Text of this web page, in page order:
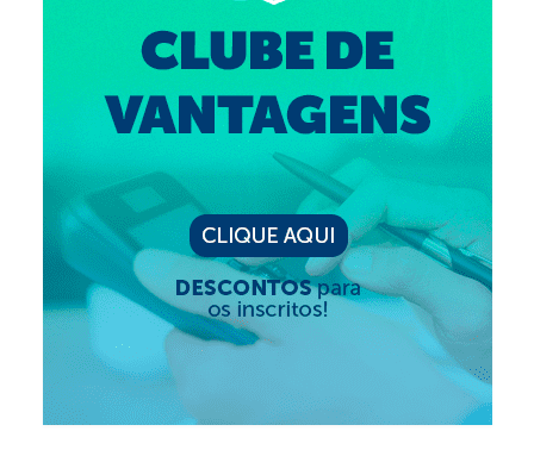
Decisões
Portarias
Resoluções
Desagravo Público
Processos Éticos
Censura Pública
Suspensão do Exercício Profissional
Para Você
Procedimento para registro